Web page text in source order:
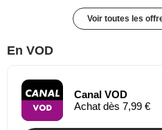
Voir toutes les
En VOD
Canal VOD
Achat dès 7,99 €